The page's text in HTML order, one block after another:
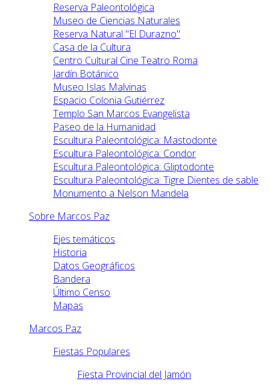
Reserva Paleontológica
Museo de Ciencias Naturales
Reserva Natural "El Durazno"
Casa de la Cultura
Centro Cultural Cine Teatro Roma
Jardín Botánico
Museo Islas Malvinas
Espacio Colonia Gutiérrez
Templo San Marcos Evangelista
Paseo de la Humanidad
Escultura Paleontológica: Mastodonte
Escultura Paleontológica: Condor
Escultura Paleontológica: Gliptodonte
Escultura Paleontológica: Tigre Dientes de sable
Monumento a Nelson Mandela
Sobre Marcos Paz
Ejes temáticos
Historia
Datos Geográficos
Bandera
Último Censo
Mapas
Marcos Paz
Fiestas Populares
Fiesta Provincial del Jamón